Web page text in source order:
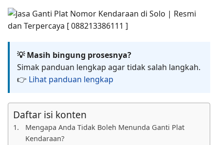
💡 Masih bingung prosesnya?
Simak panduan lengkap agar tidak salah langkah.
👉 Lihat panduan lengkap
Daftar isi konten
Mengapa Anda Tidak Boleh Menunda Ganti Plat
Kendaraan?